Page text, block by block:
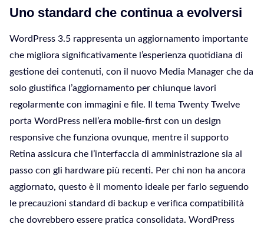
Uno standard che continua a evolversi
WordPress 3.5 rappresenta un aggiornamento importante
che migliora significativamente l’esperienza quotidiana di
gestione dei contenuti, con il nuovo Media Manager che da
solo giustifica l’aggiornamento per chiunque lavori
regolarmente con immagini e file. Il tema Twenty Twelve
porta WordPress nell’era mobile-first con un design
responsive che funziona ovunque, mentre il supporto
Retina assicura che l’interfaccia di amministrazione sia al
passo con gli hardware più recenti. Per chi non ha ancora
aggiornato, questo è il momento ideale per farlo seguendo
le precauzioni standard di backup e verifica compatibilità
che dovrebbero essere pratica consolidata. WordPress